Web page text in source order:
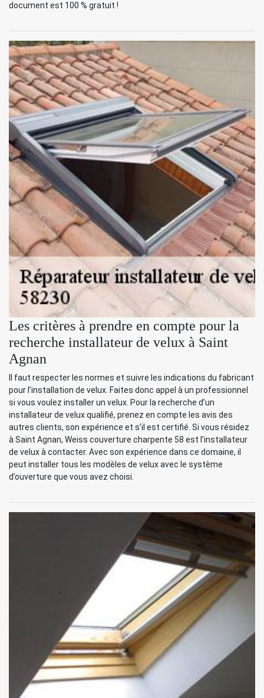
document est 100 % gratuit !
Les critères à prendre en compte pour la
recherche installateur de velux à Saint
Agnan
Il faut respecter les normes et suivre les indications du fabricant
pour l’installation de velux. Faites donc appel à un professionnel
si vous voulez installer un velux. Pour la recherche d’un
installateur de velux qualifié, prenez en compte les avis des
autres clients, son expérience et s’il est certifié. Si vous résidez
à Saint Agnan, Weiss couverture charpente 58 est l’installateur
de velux à contacter. Avec son expérience dans ce domaine, il
peut installer tous les modèles de velux avec le système
d’ouverture que vous avez choisi.